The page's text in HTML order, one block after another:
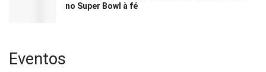
no Super Bowl à fé
Eventos